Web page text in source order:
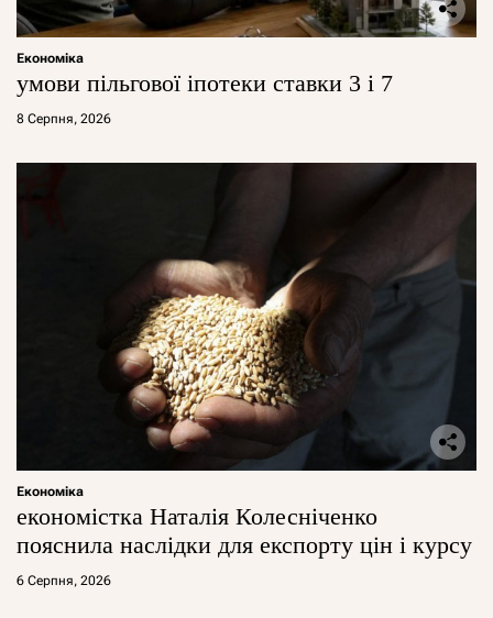
Економіка
умови пільгової іпотеки ставки 3 і 7
8 Серпня, 2026
Економіка
економістка Наталія Колесніченко
пояснила наслідки для експорту цін і курсу
6 Серпня, 2026